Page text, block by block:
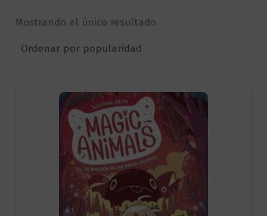
Mostrando el único resultado